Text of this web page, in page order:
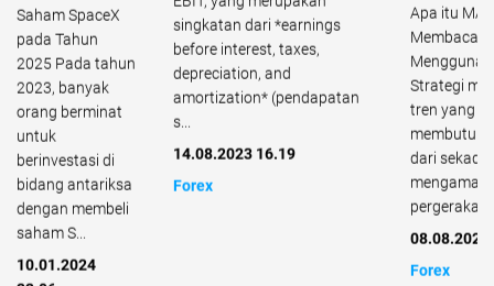
Saham SpaceX
pada Tahun
2025 Pada tahun
2023, banyak
orang berminat
untuk
berinvestasi di
bidang antariksa
dengan membeli
saham S...
10.01.2024
singkatan dari *earnings
before interest, taxes,
depreciation, and
amortization* (pendapatan
s...
14.08.2023 16.19
Forex
Apa itu
Membaca
Strategi
tren yang
dari
mengamati
pergerakan
08.08.2023
Forex